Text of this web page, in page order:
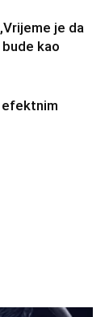
je da
kao